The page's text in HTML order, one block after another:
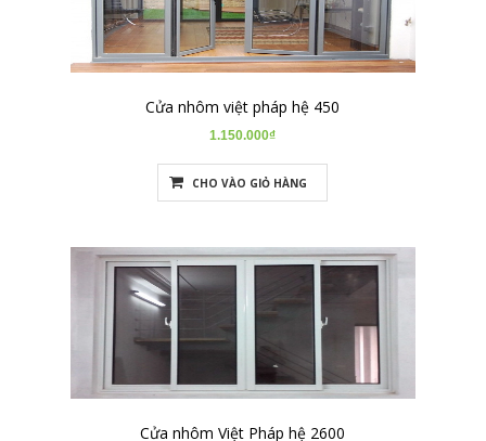
Cửa nhôm việt pháp hệ 450
1.150.000₫
CHO VÀO GIỎ HÀNG
Cửa nhôm Việt Pháp hệ 2600